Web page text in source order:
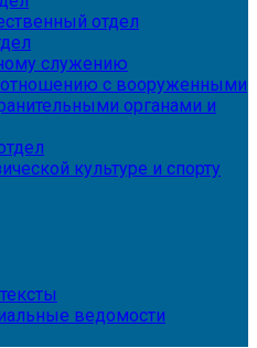
отдел
служению
с вооруженными
органами и
культуре и спорту
ведомости